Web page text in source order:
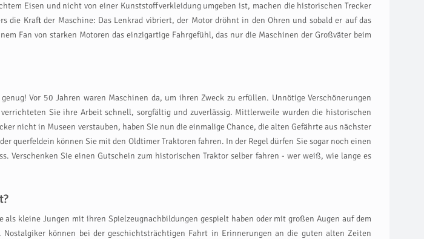
Eisen und nicht von einer Kunststoffverkleidung umgeben ist, machen die historischen Trecker
Kraft der Maschine: Das Lenkrad vibriert, der Motor dröhnt in den Ohren und sobald er auf das
Fan von starken Motoren das einzigartige Fahrgefühl, das nur die Maschinen der Großväter beim
Vor 50 Jahren waren Maschinen da, um ihren Zweck zu erfüllen. Unnötige Verschönerungen
Sie ihre Arbeit schnell, sorgfältig und zuverlässig. Mittlerweile wurden die historischen
nicht in Museen verstauben, haben Sie nun die einmalige Chance, die alten Gefährte aus nächster
querfeldein können Sie mit den Oldtimer Traktoren fahren. In der Regel dürfen Sie sogar noch einen
Verschenken Sie einen Gutschein zum historischen Traktor selber fahren - wer weiß, wie lange es
kleine Jungen mit ihren Spielzeugnachbildungen gespielt haben oder mit großen Augen auf dem
können bei der geschichtsträchtigen Fahrt in Erinnerungen an die guten alten Zeiten